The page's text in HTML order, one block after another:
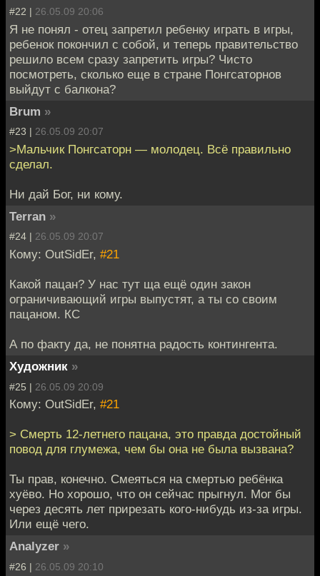
#22 | 26.05.09 20:06
Я не понял - отец запретил ребенку играть в игры,
ребенок покончил с собой, и теперь правительство
решило всем сразу запретить игры? Чисто
посмотреть, сколько еще в стране Понгсаторнов
выйдут с балкона?
Brum »
#23 | 26.05.09 20:07
>Мальчик Понгсаторн — молодец. Всё правильно
сделал.
Ни дай Бог, ни кому.
Terran »
#24 | 26.05.09 20:07
Кому: OutSidEr, #21
Какой пацан? У нас тут ща ещё один закон
ограничивающий игры выпустят, а ты со своим
пацаном. КС
А по факту да, не понятна радость контингента.
Художник »
#25 | 26.05.09 20:09
Кому: OutSidEr, #21
> Смерть 12-летнего пацана, это правда достойный
повод для глумежа, чем бы она не была вызвана?
Ты прав, конечно. Смеяться на смертью ребёнка
хуёво. Но хорошо, что он сейчас прыгнул. Мог бы
через десять лет прирезать кого-нибудь из-за игры.
Или ещё чего.
Analyzer »
#26 | 26.05.09 20:10